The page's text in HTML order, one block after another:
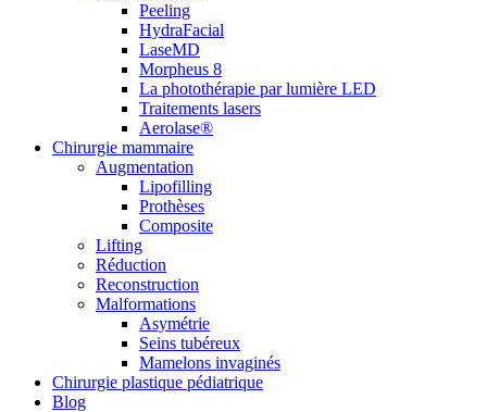
Peeling
HydraFacial
LaseMD
Morpheus 8
La photothérapie par lumière LED
Traitements lasers
Aerolase®
Chirurgie mammaire
Augmentation
Lipofilling
Prothèses
Composite
Lifting
Réduction
Reconstruction
Malformations
Asymétrie
Seins tubéreux
Mamelons invaginés
Chirurgie plastique pédiatrique
Blog